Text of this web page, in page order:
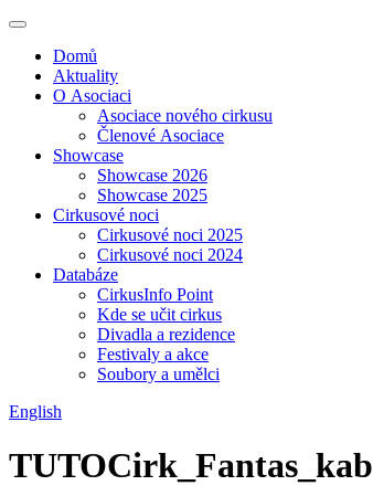
Domů
Aktuality
O Asociaci
Asociace nového cirkusu
Členové Asociace
Showcase
Showcase 2026
Showcase 2025
Cirkusové noci
Cirkusové noci 2025
Cirkusové noci 2024
Databáze
CirkusInfo Point
Kde se učit cirkus
Divadla a rezidence
Festivaly a akce
Soubory a umělci
English
TUTOCirk_Fantas_kab